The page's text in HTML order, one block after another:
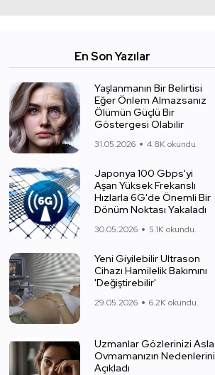
En Son Yazılar
Yaşlanmanın Bir Belirtisi
Eğer Önlem Almazsanız
Ölümün Güçlü Bir
Göstergesi Olabilir
31.05.2026 4.8K okundu.
Japonya 100 Gbps'yi
Aşan Yüksek Frekanslı
Hızlarla 6G'de Önemli Bir
Dönüm Noktası Yakaladı
30.05.2026 5.1K okundu.
Yeni Giyilebilir Ultrason
Cihazı Hamilelik Bakımını
'Değiştirebilir'
29.05.2026 6.2K okundu.
Uzmanlar Gözlerinizi Asla
Ovmamanızın Nedenlerini
Açıkladı